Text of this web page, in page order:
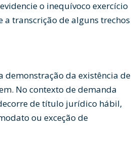
o inequívoco exercício
transcrição de alguns trechos
da existência de
No contexto de demanda
de título jurídico hábil,
ou exceção de